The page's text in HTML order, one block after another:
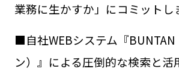
業務に生かすか」にコミットし
■自社WEBシステム『BUNTAN
ン）』による圧倒的な検索と活